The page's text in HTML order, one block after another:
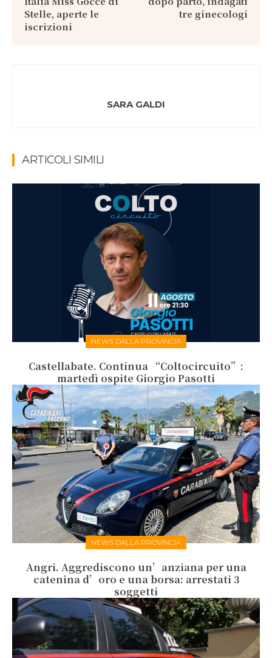
Stelle, aperte le
iscrizioni
tre ginecologi
SARA GALDI
ARTICOLI SIMILI
NEWS DALLA PROVINCIA
Castellabate. Continua “Coltocircuito”:
martedì ospite Giorgio Pasotti
NEWS DALLA PROVINCIA
Angri. Aggrediscono un’anziana per una
catenina d’oro e una borsa: arrestati 3
soggetti